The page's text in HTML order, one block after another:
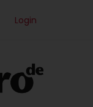
Login